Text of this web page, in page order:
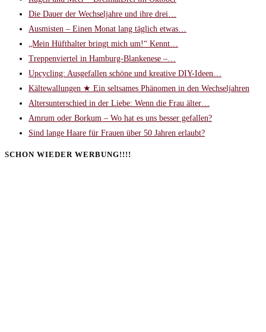
Die Dauer der Wechseljahre und ihre drei…
Ausmisten – Einen Monat lang täglich etwas…
„Mein Hüfthalter bringt mich um!“ Kennt…
Treppenviertel in Hamburg-Blankenese –…
Upcycling: Ausgefallen schöne und kreative DIY-Ideen…
Kältewallungen ★ Ein seltsames Phänomen in den Wechseljahren
Altersunterschied in der Liebe: Wenn die Frau älter…
Amrum oder Borkum – Wo hat es uns besser gefallen?
Sind lange Haare für Frauen über 50 Jahren erlaubt?
SCHON WIEDER WERBUNG!!!!